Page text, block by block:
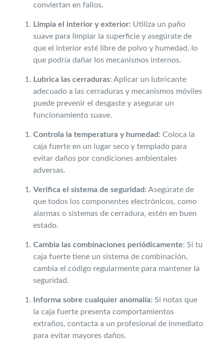
conviertan en fallos.
Limpia el interior y exterior: Utiliza un paño
suave para limpiar la superficie y asegúrate de
que el interior esté libre de polvo y humedad, lo
que podría dañar los mecanismos internos.
Lubrica las cerraduras: Aplicar un lubricante
adecuado a las cerraduras y mecanismos móviles
puede prevenir el desgaste y asegurar un
funcionamiento suave.
Controla la temperatura y humedad : Coloca la
caja fuerte en un lugar seco y templado para
evitar daños por condiciones ambientales
adversas.
Verifica el sistema de seguridad : Asegúrate de
que todos los componentes electrónicos, como
alarmas o sistemas de cerradura, estén en buen
estado.
Cambia las combinaciones periódicamente: Si tu
caja fuerte tiene un sistema de combinación,
cambia el código regularmente para mantener la
seguridad.
Informa sobre cualquier anomalía: Si notas que
la caja fuerte presenta comportamientos
extraños, contacta a un profesional de inmediato
para evitar mayores daños.